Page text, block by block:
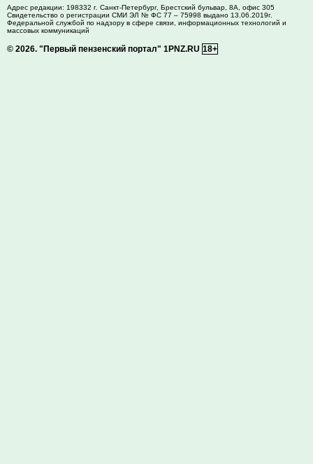
Адрес редакции: 198332 г. Санкт-Петербург, Брестский бульвар, 8А, офис 305
Свидетельство о регистрации СМИ ЭЛ № ФС 77 – 75998 выдано 13.06.2019г.
Федеральной службой по надзору в сфере связи, информационных технологий и
массовых коммуникаций
© 2026. "Первый пензенский портал" 1PNZ.RU 18+